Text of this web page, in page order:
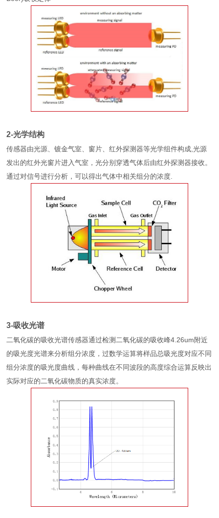
2-光学结构
传感器由光源、镀金气室、窗片、红外探测器等光学组件构成,光源
发出的红外光窗片进入气室，光分别穿透气体后由红外探测器接收。
通过对信号进行分析，可以得出气体中相关组分的浓度.
3-吸收光谱
二氧化碳的吸收光谱传感器通过检测二氧化碳的吸收峰4.26um附近
的吸光度光谱来分析组分浓度，过数学运算将样品总吸光度对应不同
组分浓度的吸光度曲线，每种曲线在不同波段的高度综合运算反映出
实际对应的二氧化碳物质的真实浓度。